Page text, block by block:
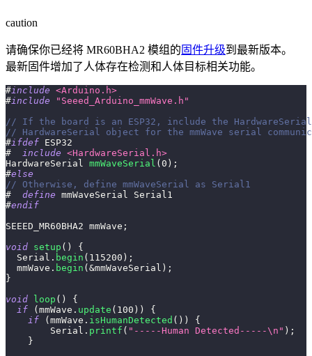
caution
请确保你已经将 MR60BHA2 模组的 固件升级到最新版本。
最新固件增加了人体存在检测和人体目标相关功能。
#include <Arduino.h>
#include
"Seeed_Arduino_mmWave.h"
// If the board is an ESP32, include the
// HardwareSerial object for the mmWave serial
#ifdef ESP32
#
include <HardwareSerial.h>
HardwareSerial mmWaveSerial ( 0 ) ;
#else
// Otherwise, define mmWaveSerial as Serial1
#
define mmWaveSerial
Serial1
#endif
SEEED_MR60BHA2 mmWave ;
void setup ( )
{
  Serial
. begin ( 115200 ) ;
  mmWave
. begin ( &mmWaveSerial ) ;
}
void
loop ( )
{
if
( mmWave . update ( 100 ) )
{
if
( mmWave . isHumanDetected ( ) )
{
        Serial
. printf ( "-----Human Detected-----\n" ) ;
}